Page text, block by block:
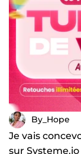
By_Hope
Je vais
sur Systeme.io